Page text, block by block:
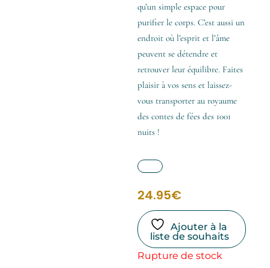
qu’un simple espace pour
purifier le corps. C’est aussi un
endroit où l’esprit et l’âme
peuvent se détendre et
retrouver leur équilibre. Faites
plaisir à vos sens et laissez-
vous transporter au royaume
des contes de fées des 1001
nuits !
24.95€
Ajouter à la
liste de souhaits
Rupture de stock